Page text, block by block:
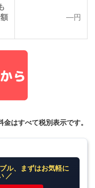
―円
はすべて税別表示です。
ル、まずはお気軽に
／